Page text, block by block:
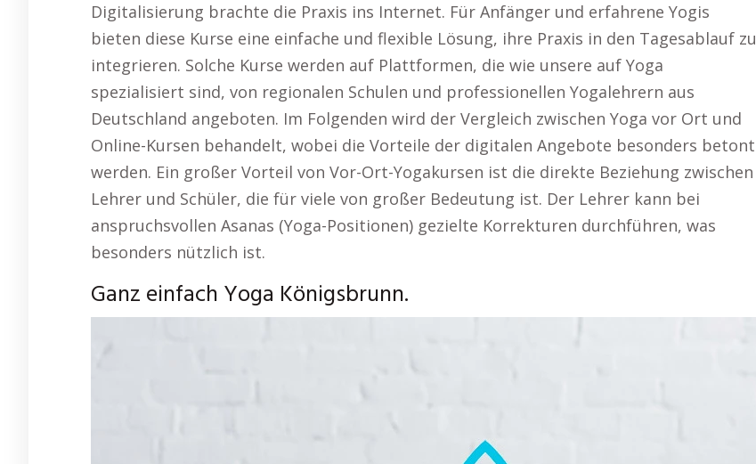
Digitalisierung brachte die Praxis ins Internet. Für Anfänger und erfahrene Yogis
bieten diese Kurse eine einfache und flexible Lösung, ihre Praxis in den Tagesablauf zu
integrieren. Solche Kurse werden auf Plattformen, die wie unsere auf Yoga
spezialisiert sind, von regionalen Schulen und professionellen Yogalehrern aus
Deutschland angeboten. Im Folgenden wird der Vergleich zwischen Yoga vor Ort und
Online-Kursen behandelt, wobei die Vorteile der digitalen Angebote besonders betont
werden. Ein großer Vorteil von Vor-Ort-Yogakursen ist die direkte Beziehung zwischen
Lehrer und Schüler, die für viele von großer Bedeutung ist. Der Lehrer kann bei
anspruchsvollen Asanas (Yoga-Positionen) gezielte Korrekturen durchführen, was
besonders nützlich ist.
Ganz einfach Yoga Königsbrunn.